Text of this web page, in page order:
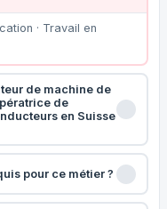
· Travail en
de machine de
de
en Suisse
pour ce métier ?